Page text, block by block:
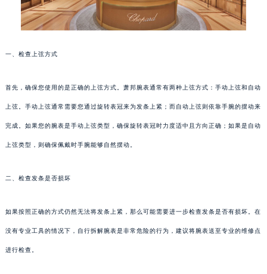
一、检查上弦方式
首先，确保您使用的是正确的上弦方式。萧邦腕表通常有两种上弦方式：手动上弦和自动
上弦。手动上弦通常需要您通过旋转表冠来为发条上紧；而自动上弦则依靠手腕的摆动来
完成。如果您的腕表是手动上弦类型，确保旋转表冠时力度适中且方向正确；如果是自动
上弦类型，则确保佩戴时手腕能够自然摆动。
二、检查发条是否损坏
如果按照正确的方式仍然无法将发条上紧，那么可能需要进一步检查发条是否有损坏。在
没有专业工具的情况下，自行拆解腕表是非常危险的行为，建议将腕表送至专业的维修点
进行检查。